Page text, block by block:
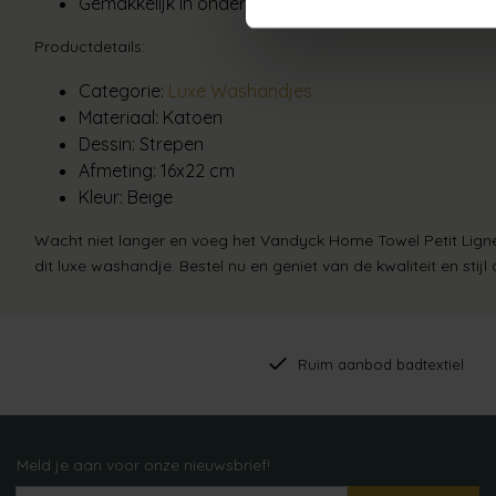
Productdetails:
Categorie: Luxe Washandjes
Materiaal: Katoen
Dessin: Strepen
Afmeting: 16x22 cm
Kleur: Beige
Wacht niet langer en voeg het Vandyck Home Towel Petit
dit luxe washandje. Bestel nu en geniet van de kwaliteit en stijl
Ruim aanbod badtextiel
Meld je aan voor onze nieuwsbrief!